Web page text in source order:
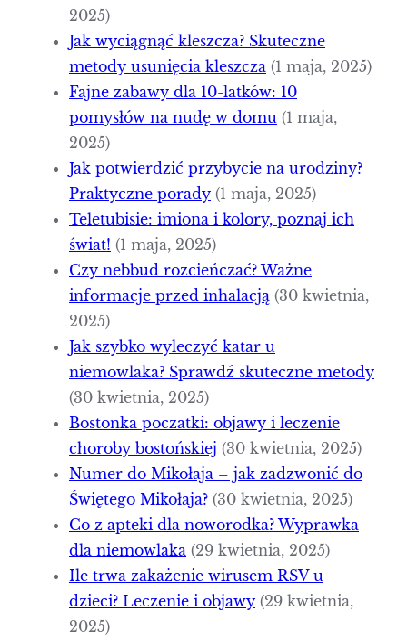
2025)
Jak wyciągnąć kleszcza? Skuteczne
metody usunięcia kleszcza (1 maja, 2025)
Fajne zabawy dla 10-latków: 10
pomysłów na nudę w domu (1 maja,
2025)
Jak potwierdzić przybycie na urodziny?
Praktyczne porady (1 maja, 2025)
Teletubisie: imiona i kolory, poznaj ich
świat! (1 maja, 2025)
Czy nebbud rozcieńczać? Ważne
informacje przed inhalacją (30 kwietnia,
2025)
Jak szybko wyleczyć katar u
niemowlaka? Sprawdź skuteczne metody
(30 kwietnia, 2025)
Bostonka poczatki: objawy i leczenie
choroby bostońskiej (30 kwietnia, 2025)
Numer do Mikołaja – jak zadzwonić do
Świętego Mikołaja? (30 kwietnia, 2025)
Co z apteki dla noworodka? Wyprawka
dla niemowlaka (29 kwietnia, 2025)
Ile trwa zakażenie wirusem RSV u
dzieci? Leczenie i objawy (29 kwietnia,
2025)